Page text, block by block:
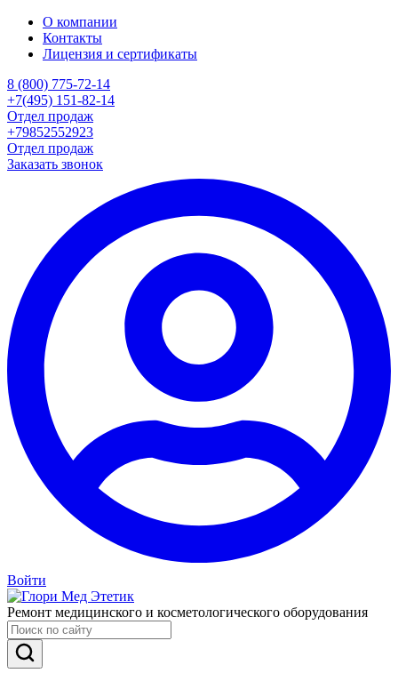
О компании
Контакты
Лицензия и сертификаты
8 (800) 775-72-14
+7(495) 151-82-14
Отдел продаж
+79852552923
Отдел продаж
Заказать звонок
Войти
Ремонт медицинского и косметологического оборудования